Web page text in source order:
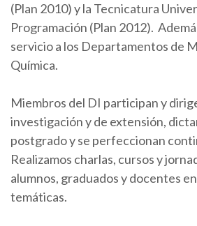
(Plan 2010) y la Tecnicatura
Programación (Plan 2012).
servicio a los Departamentos de
Química.
Miembros del DI participan y
investigación y de extensión,
postgrado y se perfeccionan
Realizamos charlas, cursos y
alumnos, graduados y docentes
temáticas.